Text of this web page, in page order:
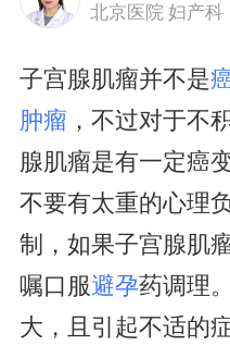
北京医院 妇产科
子宫腺肌瘤并不是
肿瘤 ，不过对于不
腺肌瘤是有一定癌
不要有太重的心理
制，如果子宫腺肌
嘱口服避孕药调理
大，且引起不适的